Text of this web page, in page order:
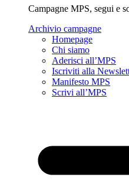
Campagne MPS, segui e
Archivio campagne
Homepage
Chi siamo
Aderisci all’MPS
Iscriviti alla
Manifesto MPS
Scrivi all’MPS